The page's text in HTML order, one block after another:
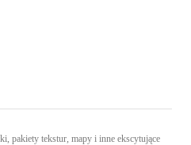
pakiety tekstur, mapy i inne ekscytujące